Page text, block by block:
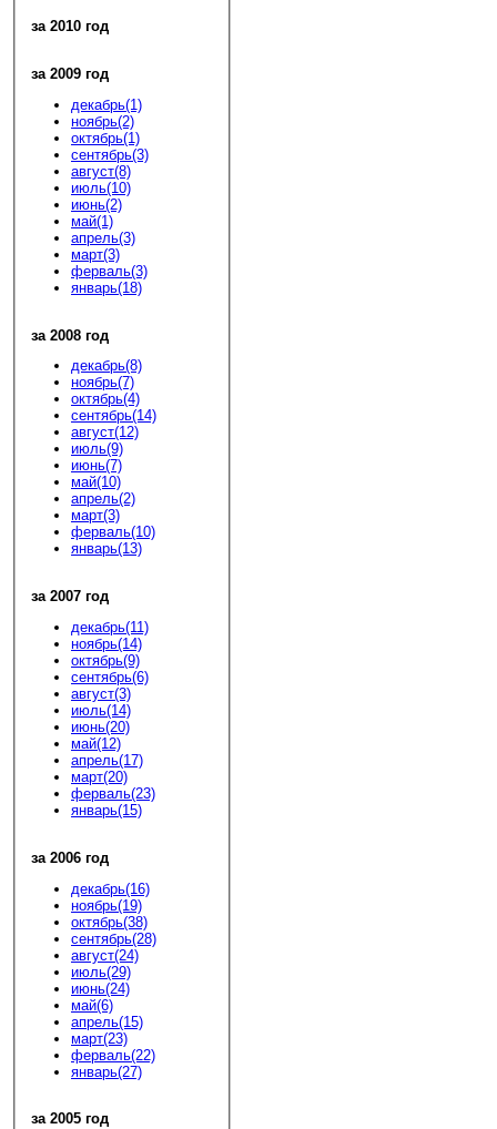
за 2010 год
за 2009 год
декабрь(1)
ноябрь(2)
октябрь(1)
сентябрь(3)
август(8)
июль(10)
июнь(2)
май(1)
апрель(3)
март(3)
ферваль(3)
январь(18)
за 2008 год
декабрь(8)
ноябрь(7)
октябрь(4)
сентябрь(14)
август(12)
июль(9)
июнь(7)
май(10)
апрель(2)
март(3)
ферваль(10)
январь(13)
за 2007 год
декабрь(11)
ноябрь(14)
октябрь(9)
сентябрь(6)
август(3)
июль(14)
июнь(20)
май(12)
апрель(17)
март(20)
ферваль(23)
январь(15)
за 2006 год
декабрь(16)
ноябрь(19)
октябрь(38)
сентябрь(28)
август(24)
июль(29)
июнь(24)
май(6)
апрель(15)
март(23)
ферваль(22)
январь(27)
за 2005 год